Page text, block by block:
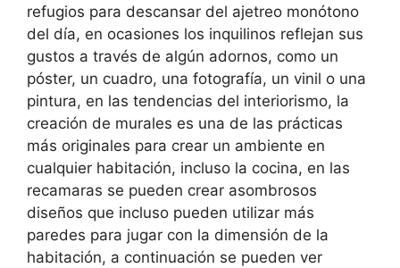
refugios para descansar del ajetreo monótono
del día, en ocasiones los inquilinos reflejan sus
gustos a través de algún adornos, como un
póster, un cuadro, una fotografía, un vinil o una
pintura, en las tendencias del interiorismo, la
creación de murales es una de las prácticas
más originales para crear un ambiente en
cualquier habitación, incluso la cocina, en las
recamaras se pueden crear asombrosos
diseños que incluso pueden utilizar más
paredes para jugar con la dimensión de la
habitación, a continuación se pueden ver